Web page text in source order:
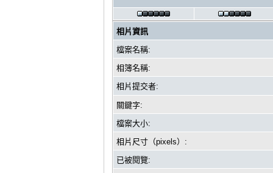
相片資訊
檔案名稱:
相簿名稱:
相片提交者:
關鍵字:
檔案大小:
相片尺寸（pixels）:
已被閱覽: